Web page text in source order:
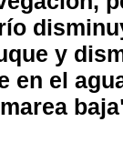
y
en el